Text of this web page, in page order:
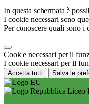
In questa schermata è
I cookie necessari sono
Per conoscere quali sono i
Cookie necessari per il
I cookie necessari per il
Accetta tutti Salva le
Liceo